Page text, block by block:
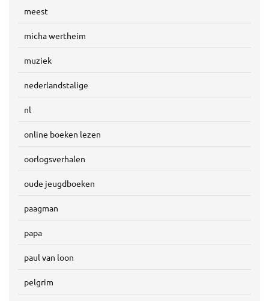
meest
micha wertheim
muziek
nederlandstalige
nl
online boeken lezen
oorlogsverhalen
oude jeugdboeken
paagman
papa
paul van loon
pelgrim